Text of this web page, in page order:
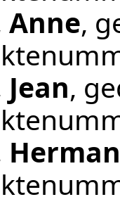
Anne,
Jean,
Herman